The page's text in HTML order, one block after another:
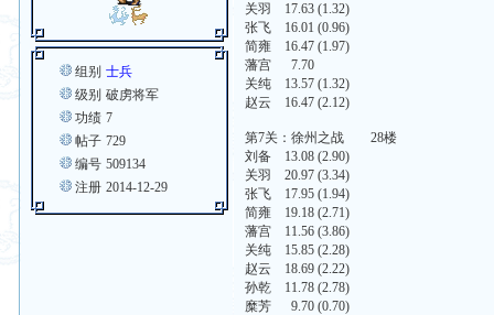
组别 士兵
级别 破虏将军
功绩 7
帖子 729
编号 509134
注册 2014-12-29
关羽 17.63 (1.32)
张飞 16.01 (0.96)
简雍 16.47 (1.97)
藩宫 7.70
关纯 13.57 (1.32)
赵云 16.47 (2.12)
第7关：徐州之战 28楼
刘备 13.08 (2.90)
关羽 20.97 (3.34)
张飞 17.95 (1.94)
简雍 19.18 (2.71)
藩宫 11.56 (3.86)
关纯 15.85 (2.28)
赵云 18.69 (2.22)
孙乾 11.78 (2.78)
糜芳 9.70 (0.70)